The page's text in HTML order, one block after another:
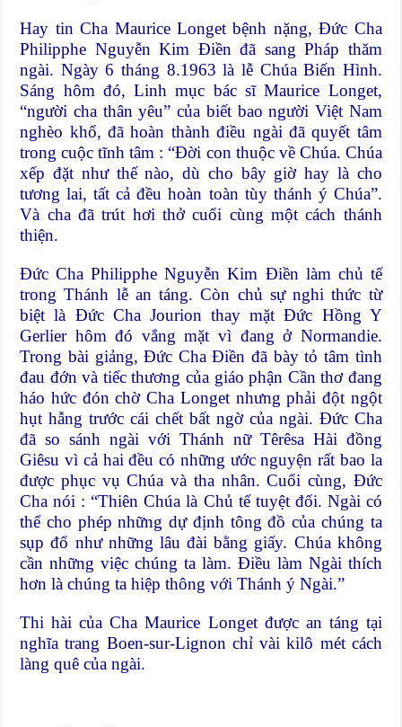
Hay tin Cha Maurice Longet bệnh nặng, Đức Cha
Philipphe Nguyễn Kim Điền đã sang Pháp thăm
ngài. Ngày 6 tháng 8.1963 là lễ Chúa Biến Hình.
Sáng hôm đó, Linh mục bác sĩ Maurice Longet,
“người cha thân yêu” của biết bao người Việt Nam
nghèo khổ, đã hoàn thành điều ngài đã quyết tâm
trong cuộc tĩnh tâm : “Đời con thuộc về Chúa. Chúa
xếp đặt như thế nào, dù cho bây giờ hay là cho
tương lai, tất cả đều hoàn toàn tùy thánh ý Chúa”.
Và cha đã trút hơi thở cuối cùng một cách thánh
thiện.
Đức Cha Philipphe Nguyễn Kim Điền làm chủ tế
trong Thánh lễ an táng. Còn chủ sự nghi thức từ
biệt là Đức Cha Jourion thay mặt Đức Hồng Y
Gerlier hôm đó vắng mặt vì đang ở Normandie.
Trong bài giảng, Đức Cha Điền đã bày tỏ tâm tình
đau đớn và tiếc thương của giáo phận Cần thơ đang
háo hức đón chờ Cha Longet nhưng phải đột ngột
hụt hẫng trước cái chết bất ngờ của ngài. Đức Cha
đã so sánh ngài với Thánh nữ Têrêsa Hài đồng
Giêsu vì cả hai đều có những ước nguyện rất bao la
được phục vụ Chúa và tha nhân. Cuối cùng, Đức
Cha nói : “Thiên Chúa là Chủ tế tuyệt đối. Ngài có
thể cho phép những dự định tông đồ của chúng ta
sụp đổ như những lâu đài bằng giấy. Chúa không
cần những việc chúng ta làm. Điều làm Ngài thích
hơn là chúng ta hiệp thông với Thánh ý Ngài.”
Thi hài của Cha Maurice Longet được an táng tại
nghĩa trang Boen-sur-Lignon chỉ vài kilô mét cách
làng quê của ngài.